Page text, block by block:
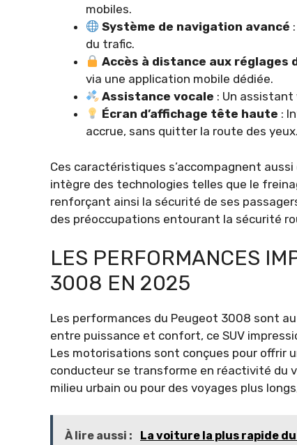
mobiles.
Système de navigation avancé
du trafic.
Accès à distance aux réglages
via une application mobile dédiée.
Assistance vocale : Un
Écran d’affichage tête haute :
accrue, sans quitter la route des yeux.
Ces caractéristiques s’accompagnent
intègre des technologies telles que le
renforçant ainsi la sécurité de ses
des préoccupations entourant la sécurité
LES PERFORMANCES
3008 EN 2025
Les performances du Peugeot 3008 sont
entre puissance et confort, ce SUV
Les motorisations sont conçues pour offrir
conducteur se transforme en réactivité du
milieu urbain ou pour des voyages plus
À lire aussi : La voiture la plus rapide du